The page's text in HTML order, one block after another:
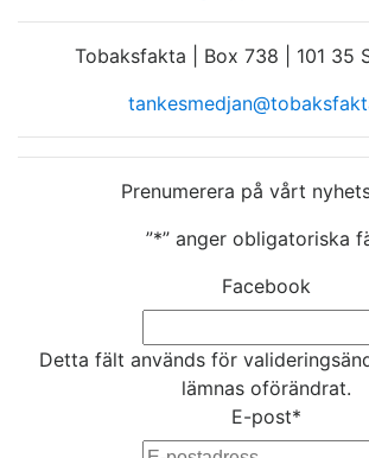
Tobaksfakta | Box 738 | 101 35
Prenumerera på vårt
”*” anger obligatoriska
Facebook
Detta fält används för
lämnas oförändrat.
E-post*